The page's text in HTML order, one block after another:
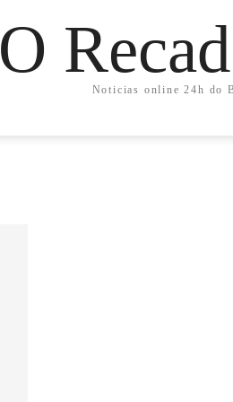
O
Noticias online 24h do